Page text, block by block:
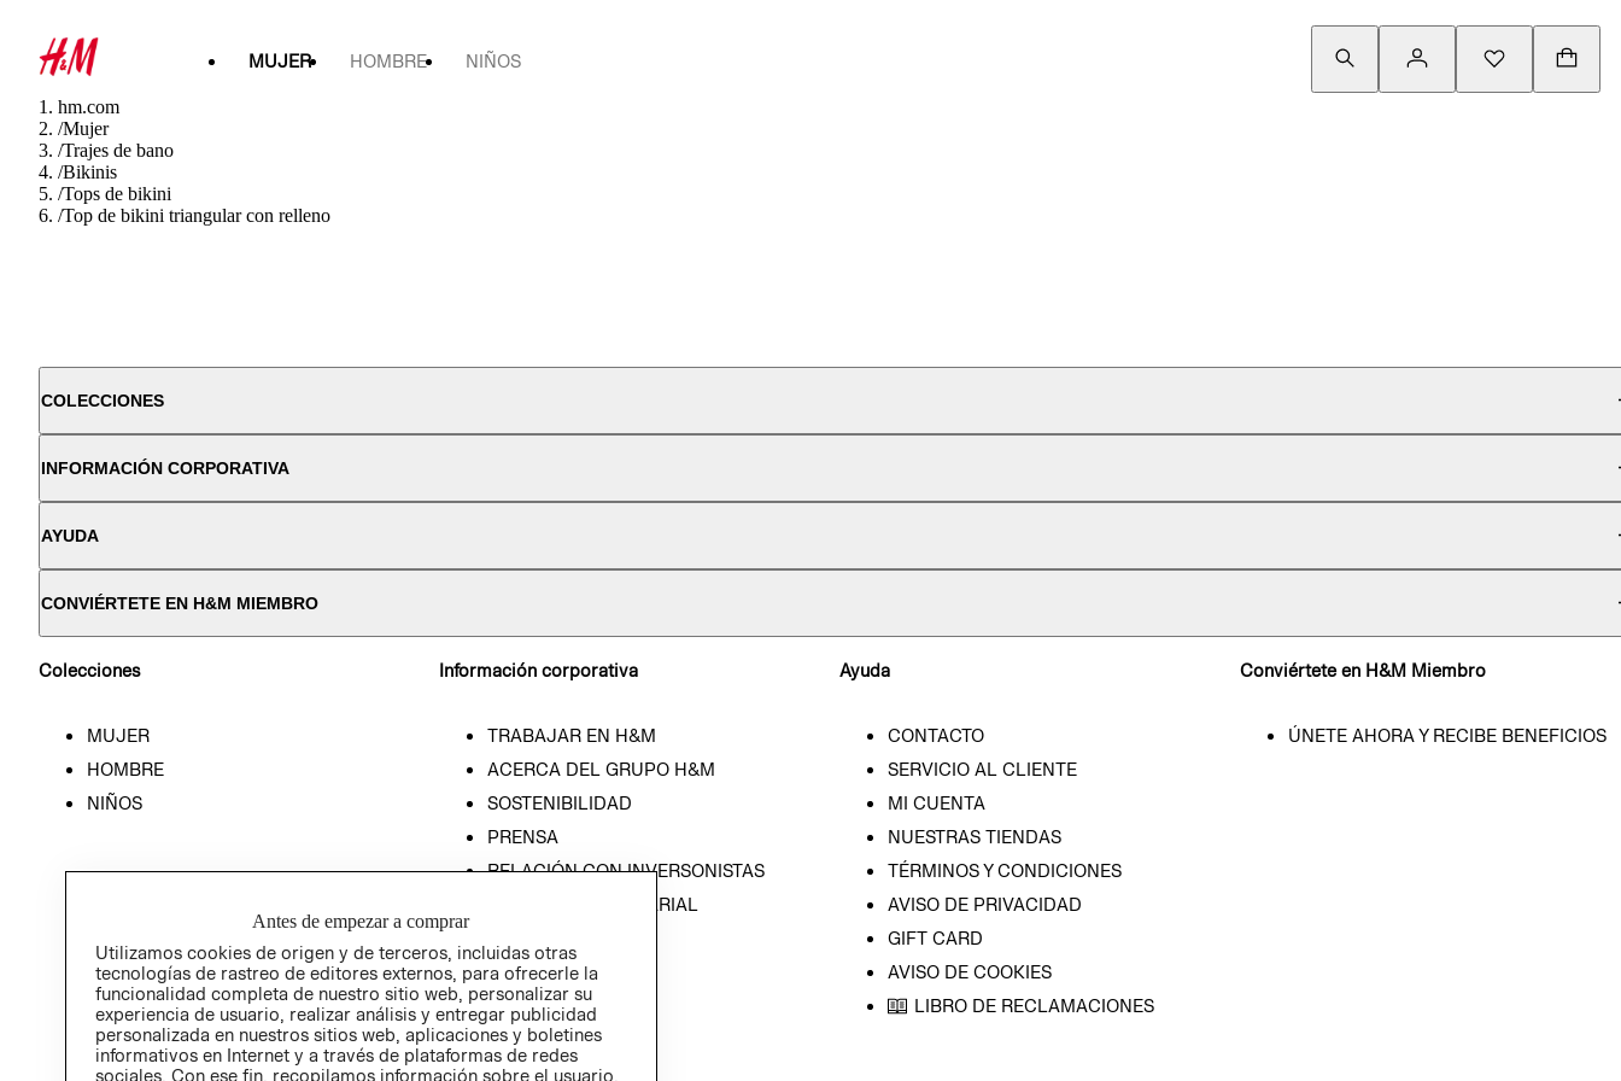
MUJER HOMBRE NIÑOS
hm.com
/Mujer
/Trajes de bano
/Bikinis
/Tops de bikini
/Top de bikini triangular con relleno
COLECCIONES
INFORMACIÓN CORPORATIVA
AYUDA
CONVIÉRTETE EN H&M MIEMBRO
Colecciones
MUJER
HOMBRE
NIÑOS
Información corporativa
TRABAJAR EN H&M
ACERCA DEL GRUPO H&M
SOSTENIBILIDAD
PRENSA
RELACIÓN CON INVERSONISTAS
POLÍTICA EMPRESARIAL
Ayuda
CONTACTO
SERVICIO AL CLIENTE
MI CUENTA
NUESTRAS TIENDAS
TÉRMINOS Y CONDICIONES
AVISO DE PRIVACIDAD
GIFT CARD
AVISO DE COOKIES
LIBRO DE RECLAMACIONES
Conviértete en H&M Miembro
ÚNETE AHORA Y RECIBE BENEFICIOS
Antes de empezar a comprar
Utilizamos cookies de origen y de terceros, incluidas otras
tecnologías de rastreo de editores externos, para ofrecerle la
funcionalidad completa de nuestro sitio web, personalizar su
experiencia de usuario, realizar análisis y entregar publicidad
personalizada en nuestros sitios web, aplicaciones y boletines
informativos en Internet y a través de plataformas de redes
sociales. Con ese fin, recopilamos información sobre el usuario,